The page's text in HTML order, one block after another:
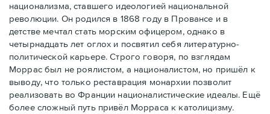
национализма, ставшего идеологией национальной
революции. Он родился в 1868 году в Провансе и в
детстве мечтал стать морским офицером, однако в
четырнадцать лет оглох и посвятил себя литературно-
политической карьере. Строго говоря, по взглядам
Моррас был не роялистом, а националистом, но пришёл к
выводу, что только реставрация монархии позволит
реализовать во Франции националистические идеалы. Ещё
более сложный путь привёл Морраса к католицизму.